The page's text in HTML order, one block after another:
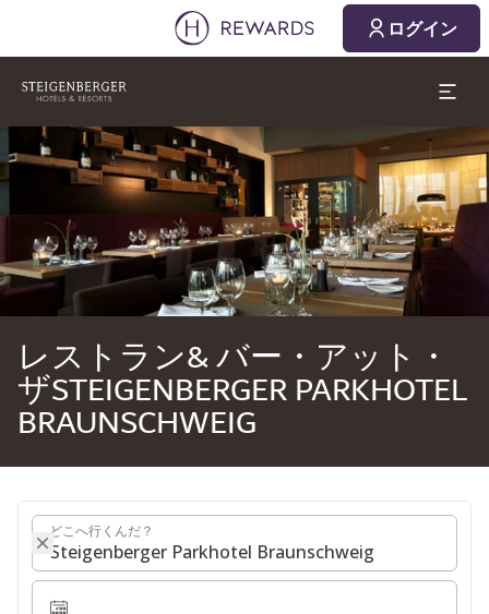
ログイン
スライド1 1
レストラン& バー・アット・
ザSTEIGENBERGER PARKHOTEL
BRAUNSCHWEIG
2026/08/07
どこへ行くんだ？
どこへ行くんだ？